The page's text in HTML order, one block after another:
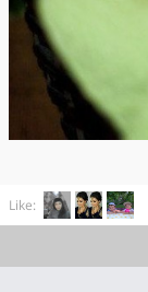
Like: